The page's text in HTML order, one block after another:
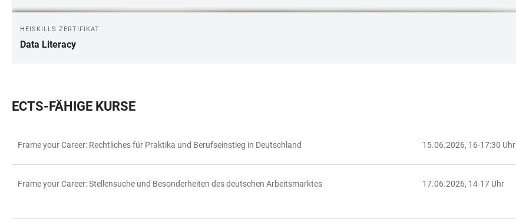
HEISKILLS ZERTIFIKAT
Data Literacy
ECTS-FÄHIGE KURSE
Frame your Career: Rechtliches für Praktika und Berufseinstieg in Deutschland 15.06.2026, 16-17:30 Uhr
Frame your Career: Stellensuche und Besonderheiten des deutschen Arbeitsmarktes 17.06.2026, 14-17 Uhr